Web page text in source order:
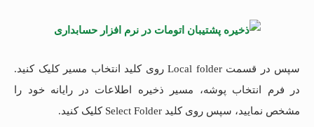
سپس در قسمت Local folder روی کلید انتخاب مسیر کلیک کنید.
در فرم انتخاب پوشه، مسیر ذخیره اطلاعات در رایانه خود را
مشخص نمایید، سپس روی کلید Select Folder کلیک کنید.